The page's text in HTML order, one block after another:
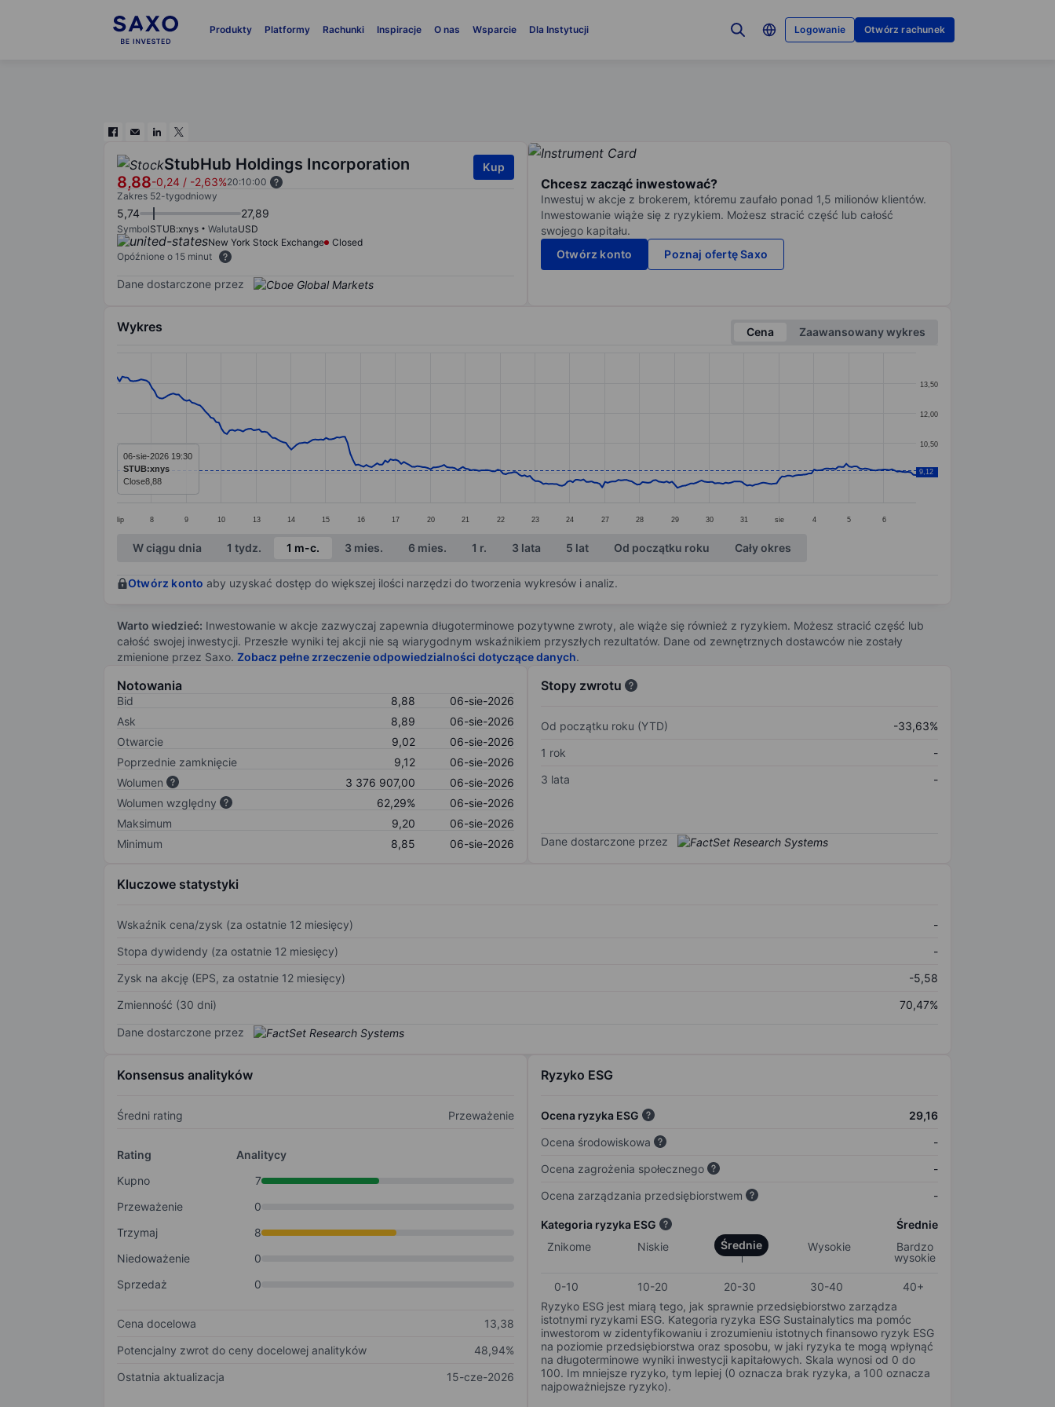
Produkty Platformy Rachunki Inspiracje O nas Wsparcie Dla Instytucji Logowanie Otwórz rachunek
StubHub Holdings Incorporation
8,88-0,24 / -2,63%20:10:00
Kup
Zakres 52-tygodniowy
5,74 27,89
SymbolSTUB:xnys WalutaUSD
New York Stock Exchange
Closed
Opóźnione o 15 minut
Dane dostarczone przez
Chcesz zacząć inwestować?
Inwestuj w akcje z brokerem, któremu zaufało ponad 1,5 milionów klientów.
Inwestowanie wiąże się z ryzykiem. Możesz stracić część lub całość
swojego kapitału.
Otwórz konto
Poznaj ofertę Saxo
Wykres Cena
Zaawansowany wykres
Line chart with 299 data points.
The chart has 1 X axis displaying categories.
The chart has 1 Y axis displaying values. Data ranges from 8.24 to 13.83.
lip 8 9 10 13 14 15 16 17 20 21 22 23 24 27 28 29 30 31 sie 4 5 6
9,00
10,50
12,00
13,50
9,12
06-sie-2026 19:30
STUB:xnys
Close8,88
End of interactive chart.
W ciągu dnia 1 tydz. 1 m-c. 3 mies. 6 mies. 1 r. 3 lata 5 lat Od początku roku Cały okres
Otwórz konto aby uzyskać dostęp do większej ilości narzędzi do tworzenia wykresów i analiz.
Warto wiedzieć: Inwestowanie w akcje zazwyczaj zapewnia długoterminowe pozytywne zwroty, ale wiąże się również z ryzykiem. Możesz stracić część lub
całość swojej inwestycji. Przeszłe wyniki tej akcji nie są wiarygodnym wskaźnikiem przyszłych rezultatów. Dane od zewnętrznych dostawców nie zostały
zmienione przez Saxo. Zobacz pełne zrzeczenie odpowiedzialności dotyczące danych.
Notowania
Bid 8,88
06-sie-2026
Ask
8,89
06-sie-2026
Otwarcie
9,02
06-sie-2026
Poprzednie zamknięcie
9,12
06-sie-2026
Wolumen
3 376 907,00
06-sie-2026
Wolumen względny
62,29%
06-sie-2026
Maksimum
9,20
06-sie-2026
Minimum
8,85 06-sie-2026
Stopy zwrotu
Od początku roku (YTD)
-33,63%
1 rok
-
3 lata
-
Dane dostarczone przez
Kluczowe statystyki
Wskaźnik cena/zysk (za ostatnie 12 miesięcy)
-
Stopa dywidendy (za ostatnie 12 miesięcy)
-
Zysk na akcję (EPS, za ostatnie 12 miesięcy)
-5,58
Zmienność (30 dni)
70,47%
Dane dostarczone przez
Konsensus analityków
Średni rating Przeważenie
Rating
Analitycy
Kupno
7
Przeważenie
0
Trzymaj
8
Niedoważenie
0
Sprzedaż
0
Cena docelowa
13,38
Potencjalny zwrot do ceny docelowej analityków
48,94%
Ostatnia aktualizacja
15-cze-2026
Ryzyko ESG
Ocena ryzyka ESG
29,16
Ocena środowiskowa
-
Ocena zagrożenia społecznego
-
Ocena zarządzania przedsiębiorstwem
-
Kategoria ryzyka ESG
Średnie
Znikome
Niskie Średnie Wysokie
Bardzo
wysokie
0-10 10-20 20-30 30-40
40+
Ryzyko ESG jest miarą tego, jak sprawnie przedsiębiorstwo zarządza
istotnymi ryzykami ESG. Kategoria ryzyka ESG Sustainalytics ma pomóc
inwestorom w zidentyfikowaniu i zrozumieniu istotnych finansowo ryzyk ESG
na poziomie przedsiębiorstwa oraz sposobu, w jaki ryzyka te mogą wpłynąć
na długoterminowe wyniki inwestycji kapitałowych. Skala wynosi od 0 do
100. Im mniejsze ryzyko, tym lepiej (0 oznacza brak ryzyka, a 100 oznacza
najpoważniejsze ryzyko).